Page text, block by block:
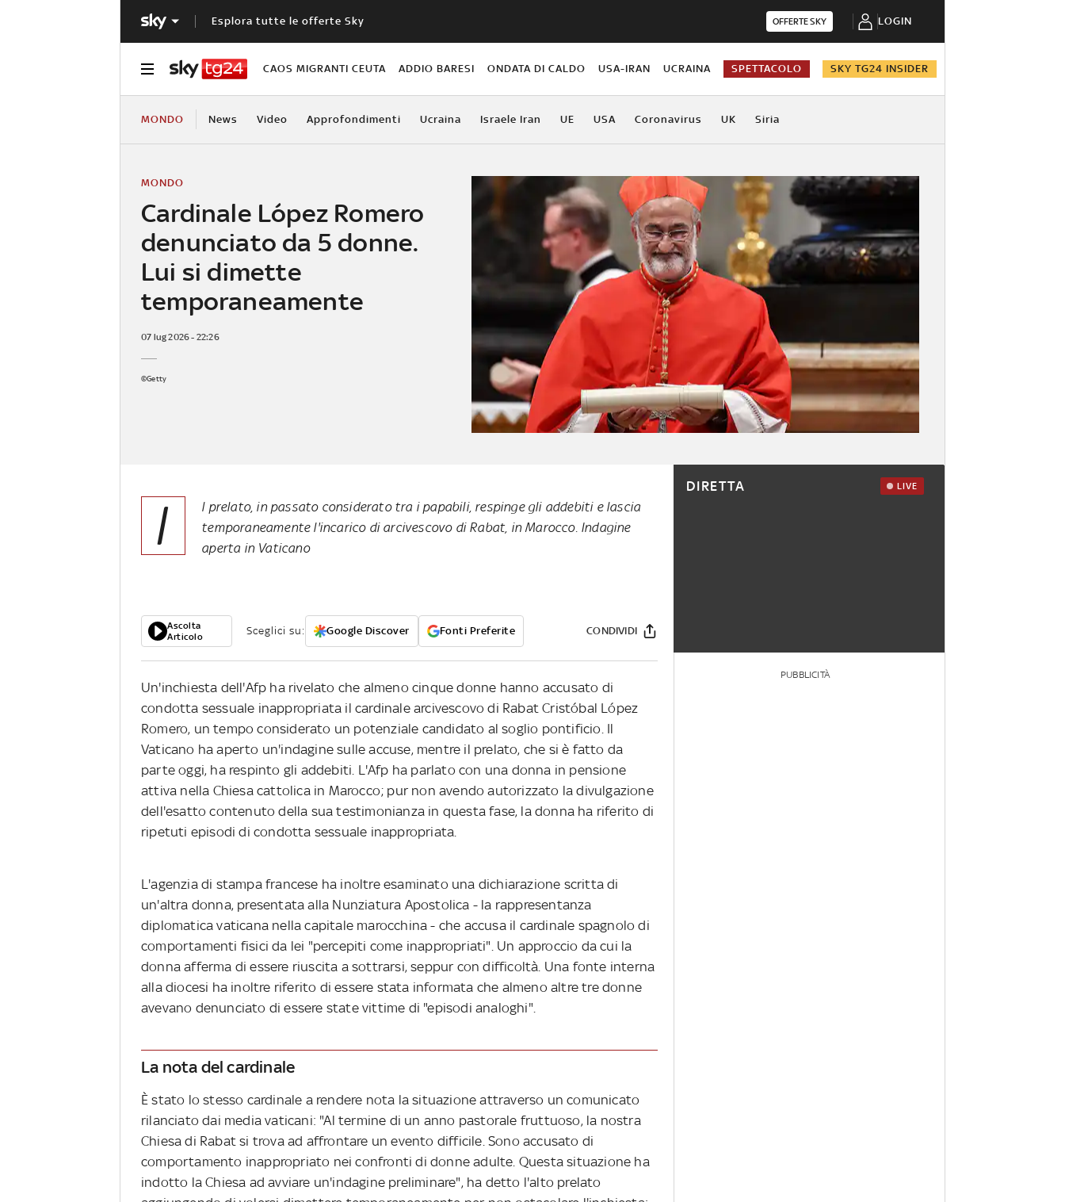
Esplora tutte le offerte Sky OFFERTE SKY LOGIN
CAOS MIGRANTI CEUTA ADDIO BARESI ONDATA DI CALDO USA-IRAN UCRAINA SPETTACOLO SKY TG24 INSIDER
MONDO News Video Approfondimenti Ucraina Israele Iran UE USA Coronavirus UK Siria
Cardinale López Romero
denunciato da 5 donne.
Lui si dimette
temporaneamente
MONDO
07 lug 2026 - 22:26
©Getty
I
l prelato, in passato considerato tra i papabili, respinge gli addebiti e lascia
temporaneamente l'incarico di arcivescovo di Rabat, in Marocco. Indagine
aperta in Vaticano
Ascolta
Articolo
Sceglici su: Google Discover Fonti Preferite CONDIVIDI
Un'inchiesta dell'Afp ha rivelato che almeno cinque donne hanno accusato di
condotta sessuale inappropriata il cardinale arcivescovo di Rabat Cristóbal López
Romero, un tempo considerato un potenziale candidato al soglio pontificio. Il
Vaticano ha aperto un'indagine sulle accuse, mentre il prelato, che si è fatto da
parte oggi, ha respinto gli addebiti. L'Afp ha parlato con una donna in pensione
attiva nella Chiesa cattolica in Marocco; pur non avendo autorizzato la divulgazione
dell'esatto contenuto della sua testimonianza in questa fase, la donna ha riferito di
ripetuti episodi di condotta sessuale inappropriata.
L'agenzia di stampa francese ha inoltre esaminato una dichiarazione scritta di
un'altra donna, presentata alla Nunziatura Apostolica - la rappresentanza
diplomatica vaticana nella capitale marocchina - che accusa il cardinale spagnolo di
comportamenti fisici da lei "percepiti come inappropriati". Un approccio da cui la
donna afferma di essere riuscita a sottrarsi, seppur con difficoltà. Una fonte interna
alla diocesi ha inoltre riferito di essere stata informata che almeno altre tre donne
avevano denunciato di essere state vittime di "episodi analoghi".
La nota del cardinale
È stato lo stesso cardinale a rendere nota la situazione attraverso un comunicato
rilanciato dai media vaticani: "Al termine di un anno pastorale fruttuoso, la nostra
Chiesa di Rabat si trova ad affrontare un evento difficile. Sono accusato di
comportamento inappropriato nei confronti di donne adulte. Questa situazione ha
indotto la Chiesa ad avviare un'indagine preliminare", ha detto l'alto prelato
DIRETTA LIVE
PUBBLICITÀ